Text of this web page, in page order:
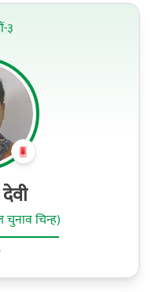
३
चिन्ह)